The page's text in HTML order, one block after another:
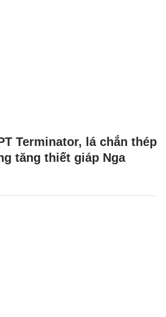
Terminator, lá chắn thép
tăng thiết giáp Nga